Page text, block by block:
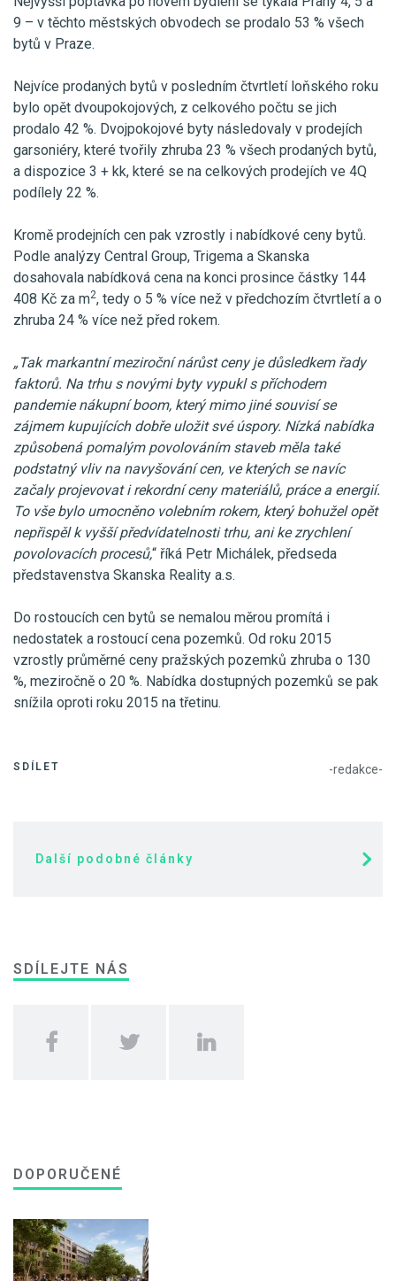
9 – v těchto městských obvodech se prodalo 53 % všech
bytů v Praze.
Nejvíce prodaných bytů v posledním čtvrtletí loňského roku
bylo opět dvoupokojových, z celkového počtu se jich
prodalo 42 %. Dvojpokojové byty následovaly v prodejích
garsoniéry, které tvořily zhruba 23 % všech prodaných bytů,
a dispozice 3 + kk, které se na celkových prodejích ve 4Q
podílely 22 %.
Kromě prodejních cen pak vzrostly i nabídkové ceny bytů.
Podle analýzy Central Group, Trigema a Skanska
dosahovala nabídková cena na konci prosince částky 144
408 Kč za m2, tedy o 5 % více než v předchozím čtvrtletí a o
zhruba 24 % více než před rokem.
„Tak markantní meziroční nárůst ceny je důsledkem řady
faktorů. Na trhu s novými byty vypukl s příchodem
pandemie nákupní boom, který mimo jiné souvisí se
zájmem kupujících dobře uložit své úspory. Nízká nabídka
způsobená pomalým povolováním staveb měla také
podstatný vliv na navyšování cen, ve kterých se navíc
začaly projevovat i rekordní ceny materiálů, práce a energií.
To vše bylo umocněno volebním rokem, který bohužel opět
nepřispěl k vyšší předvídatelnosti trhu, ani ke zrychlení
povolovacích procesů,“ říká Petr Michálek, předseda
představenstva Skanska Reality a.s.
Do rostoucích cen bytů se nemalou měrou promítá i
nedostatek a rostoucí cena pozemků. Od roku 2015
vzrostly průměrné ceny pražských pozemků zhruba o 130
%, meziročně o 20 %. Nabídka dostupných pozemků se pak
snížila oproti roku 2015 na třetinu.
-redakce-
SDÍLET
Další podobné články
SDÍLEJTE NÁS
DOPORUČENÉ